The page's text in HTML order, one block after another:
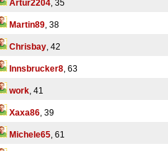
Artur2204, 35
Martin89, 38
Chrisbay, 42
Innsbrucker8, 63
work, 41
Xaxa86, 39
Michele65, 61